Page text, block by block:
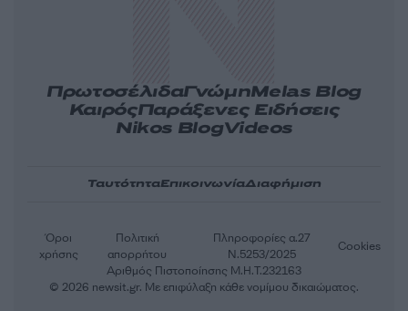
ΠρωτοσέλιδαΓνώμηMelas Blog
ΚαιρόςΠαράξενες Ειδήσεις
Nikos BlogVideos
ΤαυτότηταΕπικοινωνίαΔιαφήμιση
Αριθμός Πιστοποίησης Μ.Η.Τ.232163
Όροι
χρήσης
Πολιτική
απορρήτου
Πληροφορίες α.27
Ν.5253/2025
Cookies
© 2026 newsit.gr. Με επιφύλαξη κάθε νομίμου δικαιώματος.